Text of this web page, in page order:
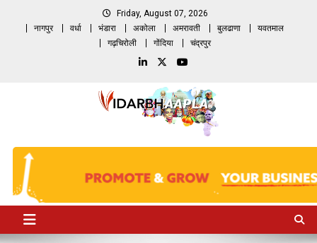
Friday, August 07, 2026
नागपुर
वर्धा भंडारा अकोला अमरावती बुलढाणा
यवतमाल
गढ़चिरोली
गोंदिया चंद्रपुर